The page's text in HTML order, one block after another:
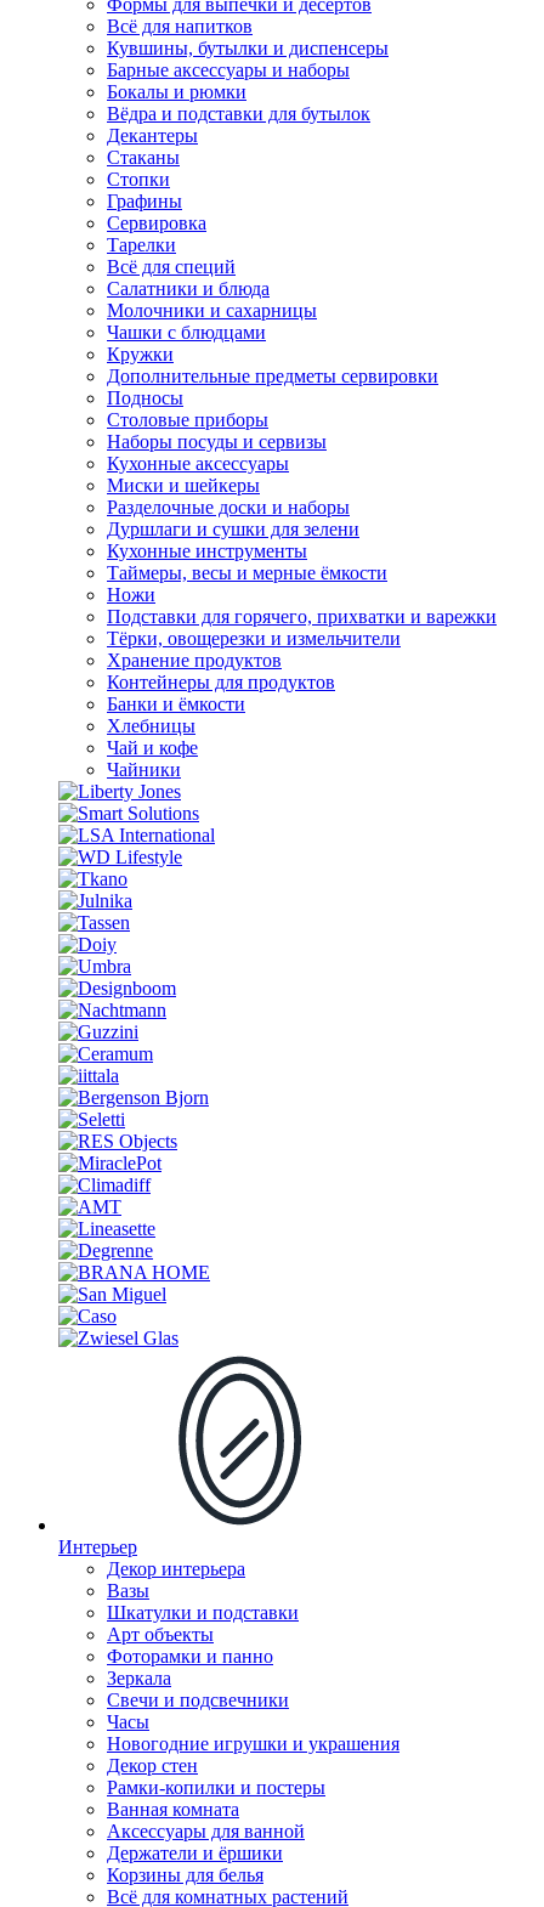
Формы для выпечки и десертов
Всё для напитков
Кувшины, бутылки и диспенсеры
Барные аксессуары и наборы
Бокалы и рюмки
Вёдра и подставки для бутылок
Декантеры
Стаканы
Стопки
Графины
Сервировка
Тарелки
Всё для специй
Салатники и блюда
Молочники и сахарницы
Чашки с блюдцами
Кружки
Дополнительные предметы сервировки
Подносы
Столовые приборы
Наборы посуды и сервизы
Кухонные аксессуары
Миски и шейкеры
Разделочные доски и наборы
Дуршлаги и сушки для зелени
Кухонные инструменты
Таймеры, весы и мерные ёмкости
Ножи
Подставки для горячего, прихватки и варежки
Тёрки, овощерезки и измельчители
Хранение продуктов
Контейнеры для продуктов
Банки и ёмкости
Хлебницы
Чай и кофе
Чайники
Интерьер
Декор интерьера
Вазы
Шкатулки и подставки
Арт объекты
Фоторамки и панно
Зеркала
Свечи и подсвечники
Часы
Новогодние игрушки и украшения
Декор стен
Рамки-копилки и постеры
Ванная комната
Аксессуары для ванной
Держатели и ёршики
Корзины для белья
Всё для комнатных растений